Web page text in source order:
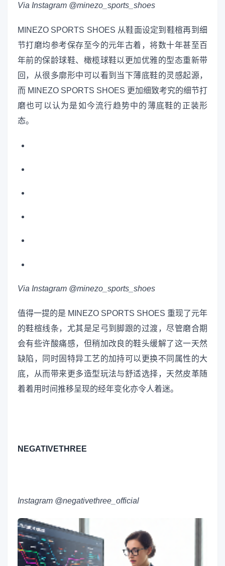
Via Instagram @minezo_sports_shoes
MINEZO SPORTS SHOES 从鞋面设定到鞋楦再到细
节打磨均参考保存至今的元年古着，将数十年甚至百
年前的保龄球鞋、橄榄球鞋以更加优雅的型态重新带
回，从很多廓形中可以看到当下薄底鞋的灵感起源，
而 MINEZO SPORTS SHOES 更加细致考究的细节打
磨也可以认为是如今流行趋势中的薄底鞋的正装形
态。
Via Instagram @minezo_sports_shoes
值得一提的是 MINEZO SPORTS SHOES 重现了元年
的鞋楦线条，尤其是足弓到脚跟的过渡，尽管磨合期
会有些许酸痛感，但稍加改良的鞋头缓解了这一天然
缺陷，同时固特异工艺的加持可以更换不同属性的大
底，从而带来更多造型玩法与舒适选择，天然皮革随
着着用时间推移呈现的经年变化亦令人着迷。
NEGATIVETHREE
Instagram @negativethree_official